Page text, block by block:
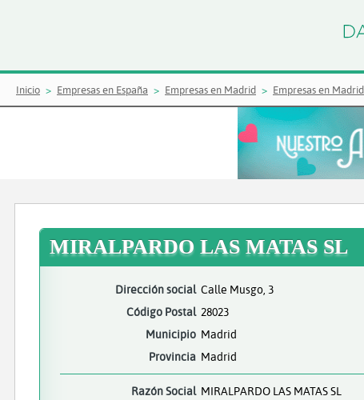
Inicio Empresas en España Empresas en Madrid Empresas en Madrid
MIRALPARDO LAS MATAS SL
Dirección social Calle Musgo, 3
Código Postal 28023
Municipio Madrid
Provincia Madrid
Razón Social MIRALPARDO LAS MATAS SL